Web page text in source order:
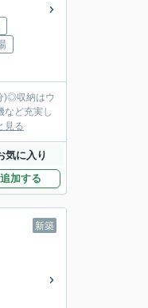
)◎収納はウ
など充実し
見る
気に入り
追加する
新築